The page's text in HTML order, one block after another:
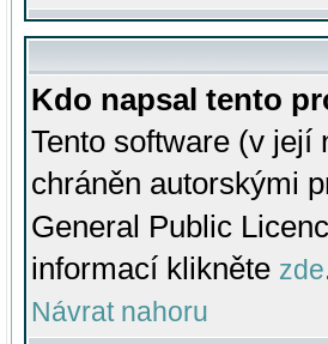
Kdo napsal tento
Tento software (v její
chráněn autorskými
General Public
informací klikněte zde
Návrat nahoru